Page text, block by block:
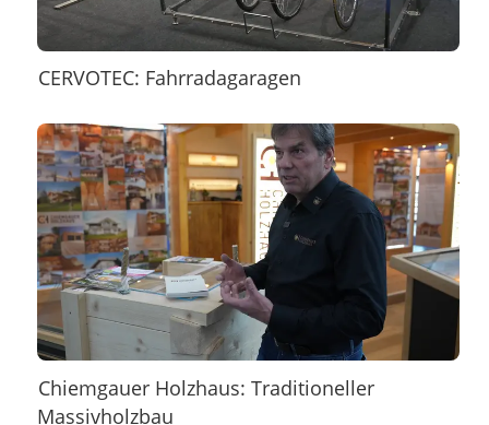
CERVOTEC: Fahrradagaragen
Chiemgauer Holzhaus: Traditioneller
Massivholzbau